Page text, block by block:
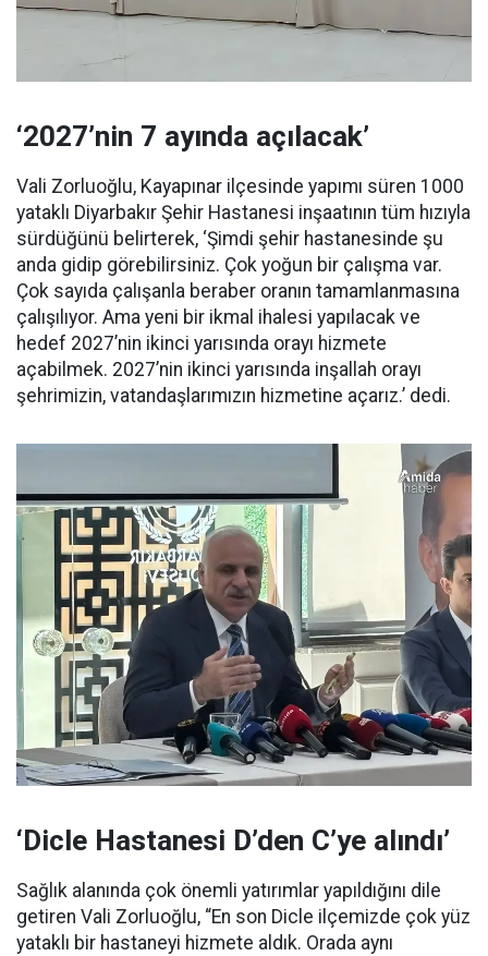
‘2027’nin 7 ayında açılacak’
Vali Zorluoğlu, Kayapınar ilçesinde yapımı süren 1000
yataklı Diyarbakır Şehir Hastanesi inşaatının tüm hızıyla
sürdüğünü belirterek, ‘Şimdi şehir hastanesinde şu
anda gidip görebilirsiniz. Çok yoğun bir çalışma var.
Çok sayıda çalışanla beraber oranın tamamlanmasına
çalışılıyor. Ama yeni bir ikmal ihalesi yapılacak ve
hedef 2027’nin ikinci yarısında orayı hizmete
açabilmek. 2027’nin ikinci yarısında inşallah orayı
şehrimizin, vatandaşlarımızın hizmetine açarız.’ dedi.
‘Dicle Hastanesi D’den C’ye alındı’
Sağlık alanında çok önemli yatırımlar yapıldığını dile
getiren Vali Zorluoğlu, “En son Dicle ilçemizde çok yüz
yataklı bir hastaneyi hizmete aldık. Orada aynı